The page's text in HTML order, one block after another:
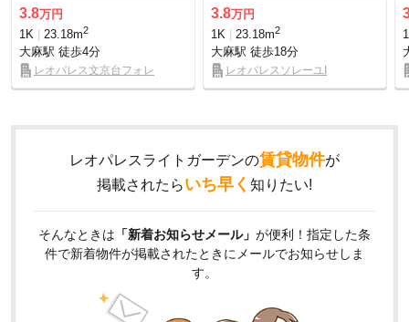
3.8万円
1K
23.18m2
大麻駅 徒歩4分
レオパレス文京台フォレ
3.8万円
1K
23.18m2
大麻駅 徒歩18分
レオパレスソレーユI
レオパレスライトガーデンの賃貸物件が
掲載されたらいち早く 知りたい!
そんなときは 「新着お知らせメール」 が便利！指定した条
件で新着物件が掲載されたときにメールでお知らせしま
す。